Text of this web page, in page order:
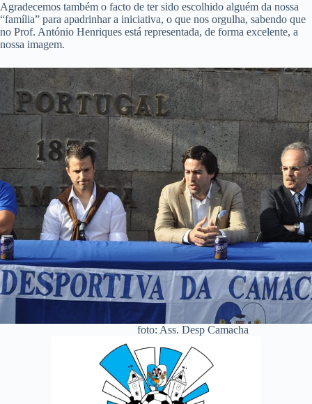
Agradecemos também o facto de ter sido escolhido alguém da nossa
“família” para apadrinhar a iniciativa, o que nos orgulha, sabendo que
no Prof. António Henriques está representada, de forma excelente, a
nossa imagem.
foto: Ass. Desp Camacha